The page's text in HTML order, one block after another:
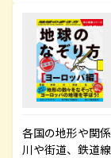
各国の地形や関
川や街道、鉄道